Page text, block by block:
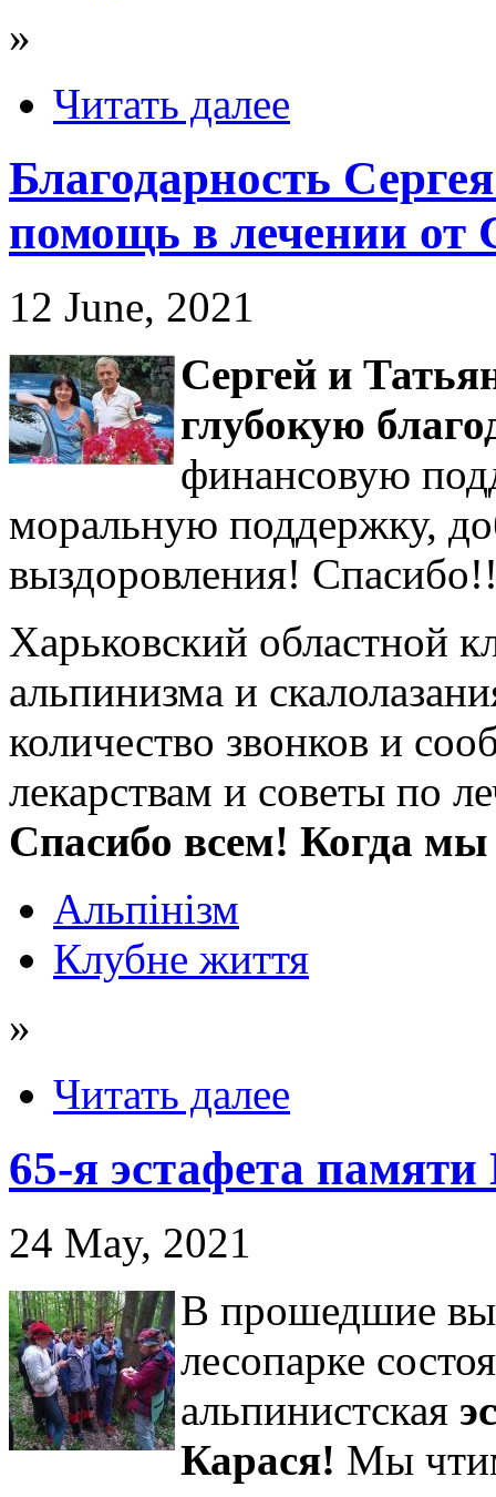
»
Читать далее
Благодарность
помощь в лечении от
12 June, 2021
Сергей и
глубокую
финансовую
моральную поддержку,
выздоровления!
Харьковский областной
альпинизма и
количество звонков и
лекарствам и советы по
Спасибо всем! Когда
Альпінізм
Клубне життя
»
Читать далее
65-я эстафета
24 May, 2021
В прошедшие
лесопарке
альпинистская
Карася! Мы